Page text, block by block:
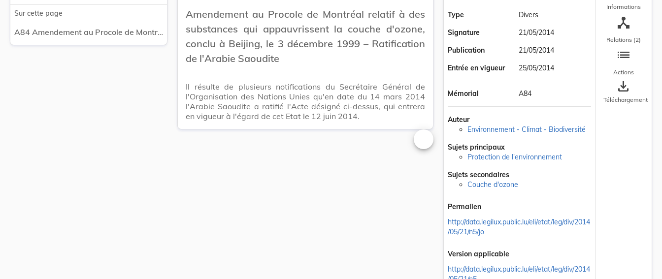
Sur cette page
A84 Amendement au Procole de Montréal relatif à des substances qui appauvrissent la couche d'ozone, conclu à Beijing, le 3 décembre 1999 - Ratification de l'Arabie Saoudite.
Amendement au Procole de Montréal relatif à des
substances qui appauvrissent la couche d'ozone,
conclu à Beijing, le 3 décembre 1999 – Ratification
de l'Arabie Saoudite
Il résulte de plusieurs notifications du Secrétaire Général de
l'Organisation des Nations Unies qu'en date du 14 mars 2014
l'Arabie Saoudite a ratifié l'Acte désigné ci-dessus, qui entrera
en vigueur à l'égard de cet Etat le 12 juin 2014.
Changer la taille du texte
Type
Divers
Signature
21/05/2014
Publication
21/05/2014
Entrée en vigueur
25/05/2014
Mémorial A84
Auteur
Environnement - Climat - Biodiversité
Sujets principaux
Protection de l'environnement
Sujets secondaires
Couche d'ozone
Permalien
http://data.legilux.public.lu/eli/etat/leg/div/2014
/05/21/n5/jo
Version applicable
http://data.legilux.public.lu/eli/etat/leg/div/2014
Informations
device_hub
Relations (2)
list
Actions
save_alt
Téléchargement